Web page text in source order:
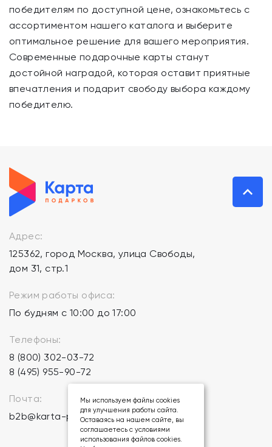
победителям по доступной цене, ознакомьтесь с
ассортиментом нашего каталога и выберите
оптимальное решение для вашего мероприятия.
Современные подарочные карты станут
достойной наградой, которая оставит приятные
впечатления и подарит свободу выбора каждому
победителю.
Адрес:
125362, город Москва, улица Свободы,
дом 31, стр.1
Режим работы офиса:
По будням с 10:00 до 17:00
Телефоны:
8 (800) 302-03-72
8 (495) 955-90-72
Почта:
b2b@karta-podarkov.ru
Мы используем файлы cookies
для улучшения работы сайта.
Оставаясь на нашем сайте, вы
соглашаетесь с условиями
использования файлов cookies.